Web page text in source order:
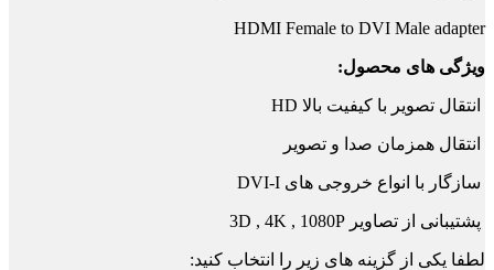
HDMI Female to DVI Male adapter
ویژگی های محصول:
انتقال تصویر با کیفیت بالا HD
انتقال همزمان صدا و تصویر
سازگار با انواع خروجی های DVI-I
پشتیبانی از تصاویر 3D , 4K , 1080P
لطفا یکی از گزینه های زیر را انتخاب کنید: